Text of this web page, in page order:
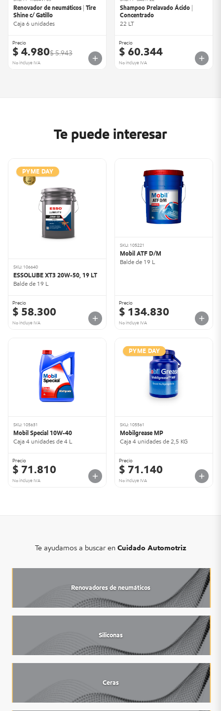
Renovador de neumáticos | Tire
Shine c/ Gatillo
Caja 6 unidades
Precio
$ 4.980$ 5.943
No incluye IVA
Shampoo Prelavado Ácido |
Concentrado
22 LT
Precio
$ 60.344
No incluye IVA
Te puede interesar
PYME DAY
SKU: 106640
ESSOLUBE XT3 20W-50, 19 LT
Balde de 19 L
Precio
$ 58.300
No incluye IVA
SKU: 105221
Mobil ATF D/M
Balde de 19 L
Precio
$ 134.830
No incluye IVA
SKU: 105631
Mobil Special 10W-40
Caja 4 unidades de 4 L
Precio
$ 71.810
No incluye IVA
PYME DAY
SKU: 105561
Mobilgrease MP
Caja 4 unidades de 2,5 KG
Precio
$ 71.140
No incluye IVA
Te ayudamos a buscar en Cuidado Automotriz
Renovadores de neumáticos
Siliconas
Ceras